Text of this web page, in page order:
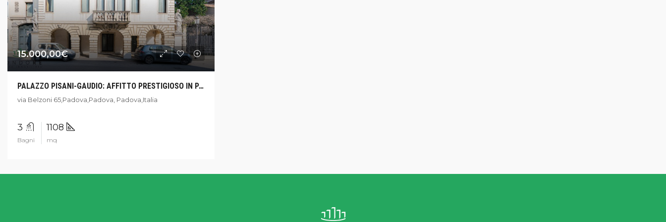
15.000,00€
PALAZZO PISANI-GAUDIO: AFFITTO PRESTIGIOSO IN PADOVA
via Belzoni 65,Padova,Padova, Padova,Italia
3
Bagni
1108
mq